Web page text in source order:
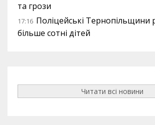
та грози
17:16 Поліцейські Тернопільщини
більше сотні дітей
Читати всі новини